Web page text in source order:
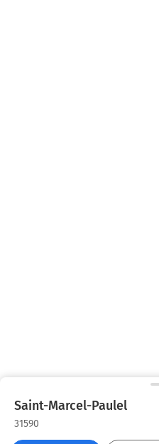
Saint-Marcel-Paulel
31590